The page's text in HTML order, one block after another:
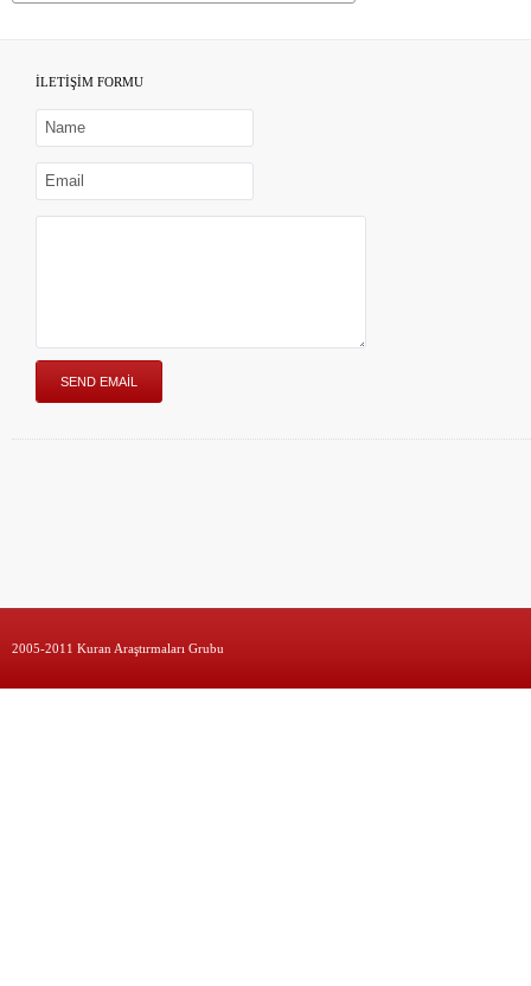
İLETİŞİM FORMU
2005-2011 Kuran Araştırmaları Grubu